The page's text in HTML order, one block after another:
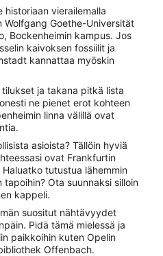
historiaan vierailemalla
Wolfgang Goethe-Universität
Bockenheimin kampus. Jos
kaivoksen fossiilit ja
kannattaa myöskin
ja takana pitkä lista
ne pienet erot kohteen
linna välillä ovat
asioista? Tällöin hyviä
ovat Frankfurtin
tutustua lähemmin
Ota suunnaksi silloin
kappeli.
suositut nähtävyydet
Pidä tämä mielessä ja
paikkoihin kuten Opelin
Offenbach.